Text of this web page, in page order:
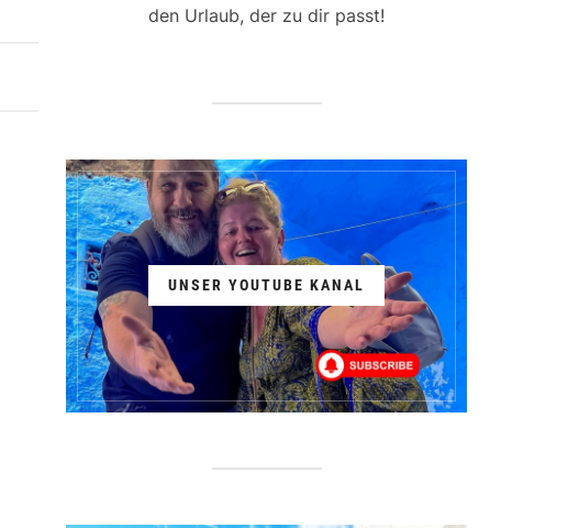
den Urlaub, der zu dir passt!
UNSER YOUTUBE KANAL